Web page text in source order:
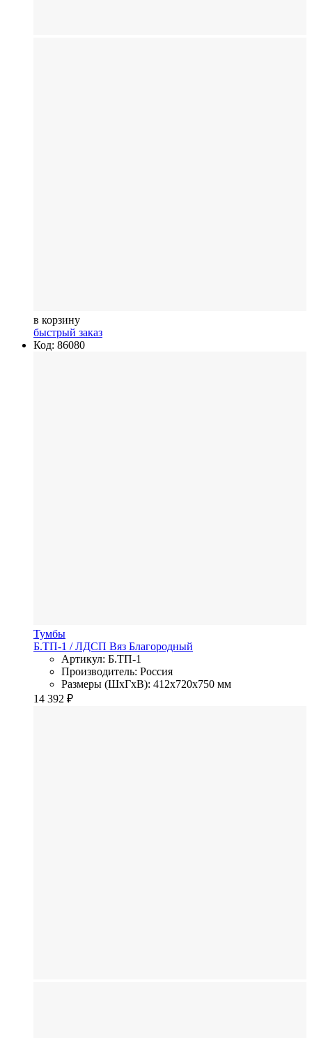
в корзину
быстрый заказ
Код: 86080
Тумбы
Б.ТП-1 / ЛДСП Вяз Благородный
Артикул: Б.ТП-1
Производитель: Россия
Размеры (ШхГхВ): 412x720x750 мм
14 392 ₽